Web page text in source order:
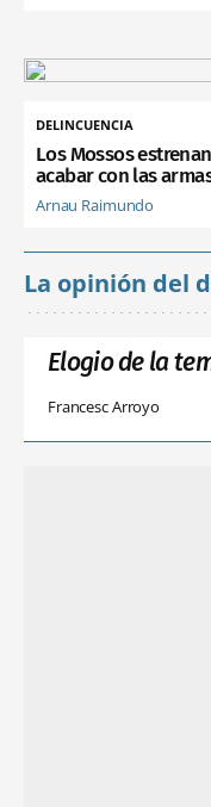
DELINCUENCIA
Los Mossos
acabar con las
Arnau Raimundo
La opinión del
Elogio de la
Francesc Arroyo